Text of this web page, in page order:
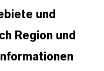
und
Region und